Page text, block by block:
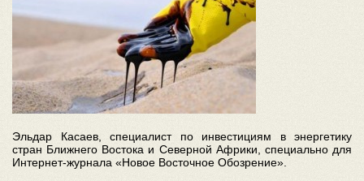
Эльдар Касаев, специалист по инвестициям в энергетику
стран Ближнего Востока и Северной Африки, специально для
Интернет-журнала «Новое Восточное Обозрение».